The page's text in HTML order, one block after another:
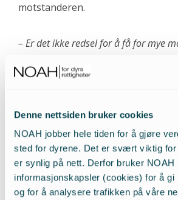
Denne nettsiden bruker cookies
NOAH jobber hele tiden for å gjøre
sted for dyrene. Det er svært viktig for
er synlig på nett. Derfor bruker NOAH
informasjonskapsler (cookies) for å gi
og for å analysere trafikken på våre
motstanderen.
– Er det ikke redsel for å få for mye
hvalfangsten er økologisk
spille på lag med dem som bor i
forvalter ressursene. Der
vise at vi kan løse problemene
– Mener dere at hvalfangst også er